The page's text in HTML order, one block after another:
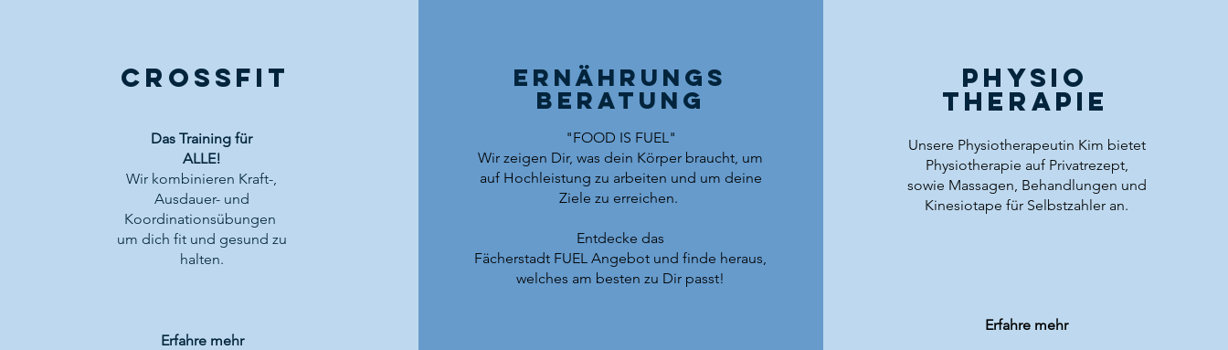
CROSSFIT
Das Training für
ALLE!
Wir kombinieren Kraft-,
Ausdauer- und
Koordinationsübungen
um dich fit und gesund zu
halten.
Erfahre mehr
Ernährungs
beratung
"FOOD IS FUEL"
Wir zeigen Dir, was dein Körper braucht, um
auf Hochleistung zu arbeiten und um deine
Ziele zu erreichen.
Entdecke das
Fächerstadt FUEL Angebot und finde heraus,
welches am besten zu Dir passt!
PHYSIO
THERAPIE
Unsere Physiotherapeutin Kim bietet
Physiotherapie auf Privatrezept,
sowie Massagen, Behandlungen und
Kinesiotape für Selbstzahler an.
Erfahre mehr